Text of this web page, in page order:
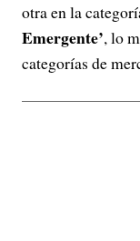
otra en la
Emergente’, lo
categorías de